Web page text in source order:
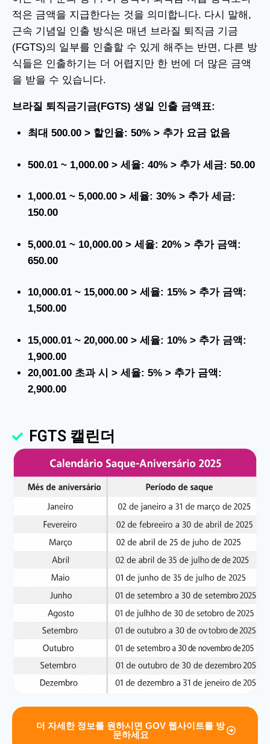
적은 금액을 지급한다는 것을 의미합니다. 다시 말해,
근속 기념일 인출 방식은 매년 브라질 퇴직금 기금
(FGTS)의 일부를 인출할 수 있게 해주는 반면, 다른 방
식들은 인출하기는 더 어렵지만 한 번에 더 많은 금액
을 받을 수 있습니다.
브라질 퇴직금기금(FGTS) 생일 인출 금액표:
최대 500.00 > 할인율: 50% > 추가 요금 없음
500.01 ~ 1,000.00 > 세율: 40% > 추가 세금: 50.00
1,000.01 ~ 5,000.00 > 세율: 30% > 추가 세금:
150.00
5,000.01 ~ 10,000.00 > 세율: 20% > 추가 금액:
650.00
10,000.01 ~ 15,000.00 > 세율: 15% > 추가 금액:
1,500.00
15,000.01 ~ 20,000.00 > 세율: 10% > 추가 금액:
1,900.00
20,001.00 초과 시 > 세율: 5% > 추가 금액:
2,900.00
FGTS 캘린더
더 자세한 정보를 원하시면 GOV 웹사이트를 방
문하세요